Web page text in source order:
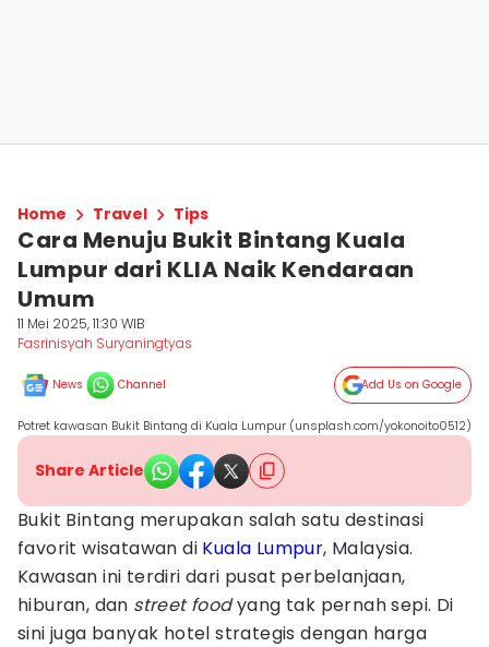
Home Travel Tips
Cara Menuju Bukit Bintang Kuala
Lumpur dari KLIA Naik Kendaraan
Umum
11 Mei 2025, 11:30 WIB
Fasrinisyah Suryaningtyas
News Channel Add Us on Google
Potret kawasan Bukit Bintang di Kuala Lumpur (unsplash.com/yokonoito0512)
Share Article
Bukit Bintang merupakan salah satu destinasi
favorit wisatawan di Kuala Lumpur, Malaysia.
Kawasan ini terdiri dari pusat perbelanjaan,
hiburan, dan street foodyang tak pernah sepi. Di
sini juga banyak hotel strategis dengan harga